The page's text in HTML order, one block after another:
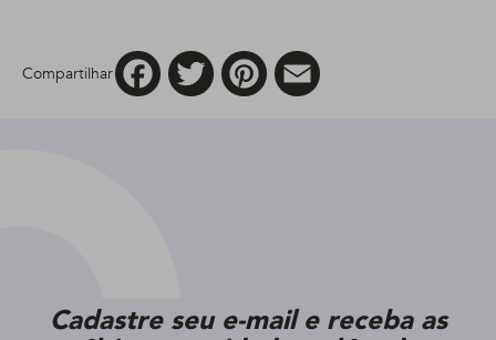
Compartilhar
FacebookTwitter Pinterest
Cadastre seu e-mail e receba as